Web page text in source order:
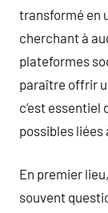
transformé en
cherchant à
plateformes
paraître offrir
c’est
possibles
En premier
souvent